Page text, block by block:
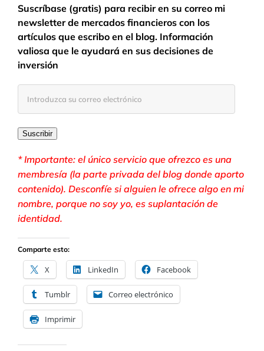
Suscríbase (gratis) para recibir en su correo mi
newsletter de mercados financieros con los
artículos que escribo en el blog. Información
valiosa que le ayudará en sus decisiones de
inversión
electrónico
Suscribir
* Importante: el único servicio que ofrezco es una
membresía (la parte privada del blog donde aporto
contenido). Desconfíe si alguien le ofrece algo en mi
nombre, porque no soy yo, es suplantación de
identidad.
Comparte esto:
X LinkedIn Facebook
Tumblr Correo electrónico
Imprimir